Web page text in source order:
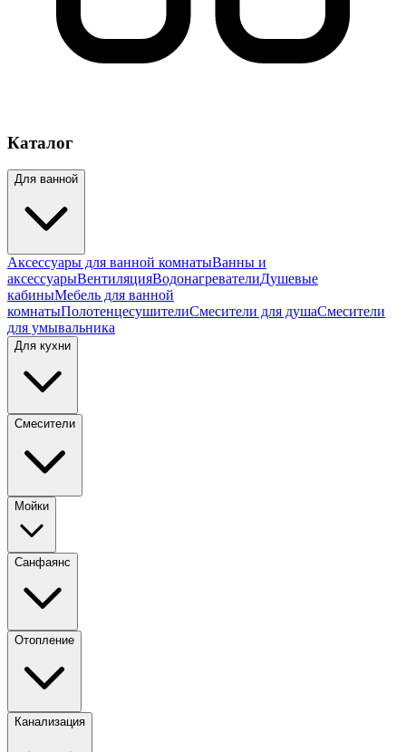
Каталог
Для ванной
Аксессуары для ванной комнатыВанны и
аксессуарыВентиляцияВодонагревателиДушевые
кабиныМебель для ванной
комнатыПолотенцесушителиСмесители для душаСмесители
для умывальника
Для кухни
Смесители
Мойки
Санфаянс
Отопление
Канализация